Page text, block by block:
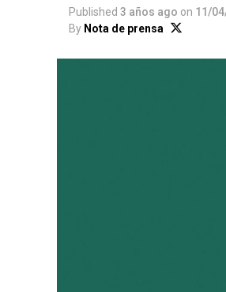
Published 3 años ago on 11/
By Nota de prensa